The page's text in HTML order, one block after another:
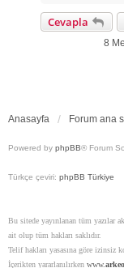
Cevapla
8
Anasayfa Forum ana
Powered by phpBB® Forum
Türkçe çeviri: phpBB Türkiye
Bu sitede yayınlanan tüm yazılar
ait olup tüm hakları saklıdır.
Telif hakları yasasına göre izinsiz
İçerikten yararlanılırken www.